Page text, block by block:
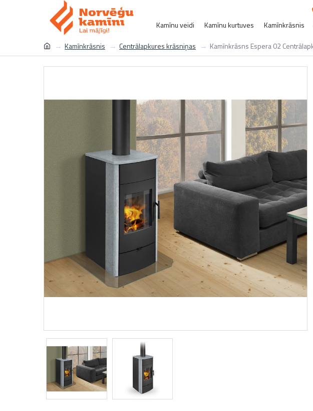
Kamīnu veidi Kamīnu kurtuves Kamīnkrāsnis
Kamīnkrāsnis
Centrālapkures krāsniņas Kamīnkrāsns Espera 02